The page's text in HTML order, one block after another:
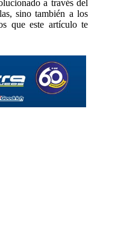
a través del
sino también a los
que este artículo te